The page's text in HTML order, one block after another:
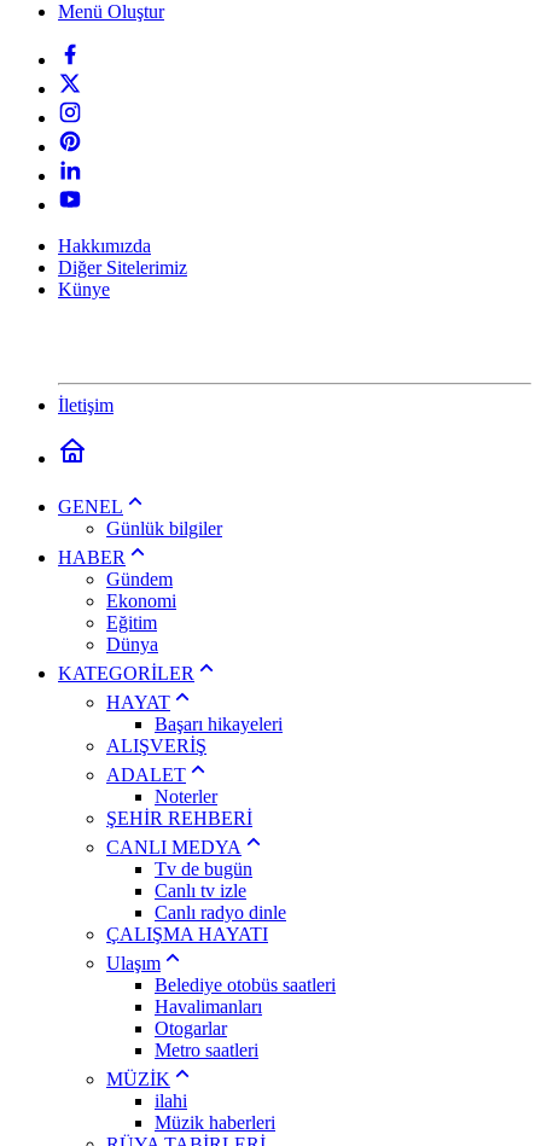
Menü Oluştur
Hakkımızda
Diğer Sitelerimiz
Künye
İletişim
GENEL
Günlük bilgiler
HABER
Gündem
Ekonomi
Eğitim
Dünya
KATEGORİLER
HAYAT
Başarı hikayeleri
ALIŞVERİŞ
ADALET
Noterler
ŞEHİR REHBERİ
CANLI MEDYA
Tv de bugün
Canlı tv izle
Canlı radyo dinle
ÇALIŞMA HAYATI
Ulaşım
Belediye otobüs saatleri
Havalimanları
Otogarlar
Metro saatleri
MÜZİK
ilahi
Müzik haberleri